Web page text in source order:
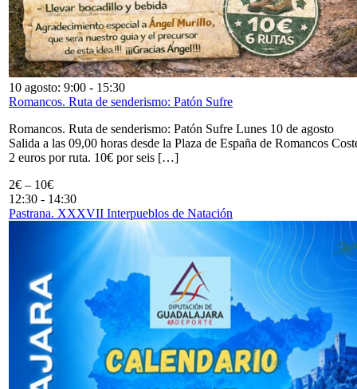
10 agosto: 9:00 - 15:30
Romancos. Ruta de senderismo: Patón Sufre
Romancos. Ruta de senderismo: Patón Sufre Lunes 10 de agosto
Salida a las 09,00 horas desde la Plaza de España de Romancos
2 euros por ruta. 10€ por seis […]
2€ – 10€
12:30 - 14:30
Pastrana. XXXVII Interpueblos de Natación